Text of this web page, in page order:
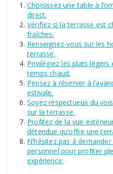
Choisissez une table à
direct.
Vérifiez si la terrasse est
fraîches.
Renseignez-vous sur les
terrasse.
Privilégiez les plats
temps chaud.
Pensez à réserver à
estivale.
Soyez respectueux du
sur la terrasse.
Profitez de la vue
détendue qu’offre une
N’hésitez pas à
personnel pour profiter
expérience.